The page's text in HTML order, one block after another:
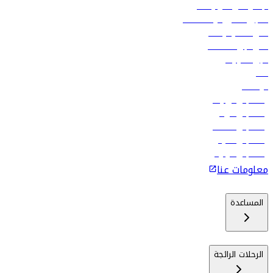
الإعلان على متن رحلاتنا
تسجيل الدخول لوكلاء السفر
أدنى أسعار الرحلات
فلاي دبي للعطلات
تأجير السيارات
فنادق
الوظائف
رحلات إلى تبيليسي
رحلات إلى الرياض
رحلات إلى مسقط
رحلات إلى ماليه
رحلات إلى كولومبو
معلومات عنا
المساعدة
الرحلات الرائجة